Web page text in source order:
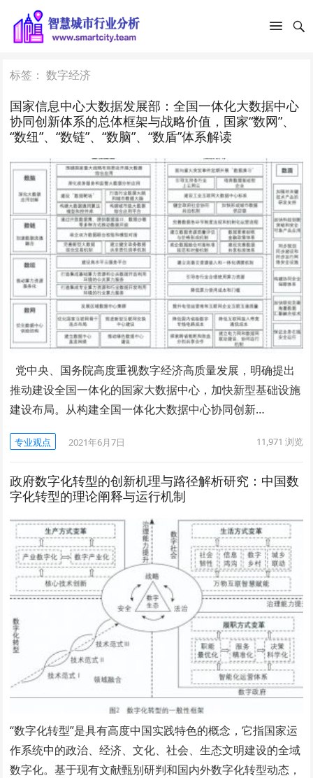
标签：数字经济
国家信息中心大数据发展部：全国一体化大数据中心
协同创新体系的总体框架与战略价值，国家“数网”、
“数纽”、“数链”、“数脑”、“数盾”体系解读
党中央、国务院高度重视数字经济高质量发展，明确提出
推动建设全国一体化的国家大数据中心，加快新型基础设施
建设布局。从构建全国一体化大数据中心协同创新…
专业观点 2021年6月7日 11,971 浏览
政府数字化转型的创新机理与路径解析研究：中国数
字化转型的理论阐释与运行机制
“数字化转型”是具有高度中国实践特色的概念，它指国家运
作系统中的政治、经济、文化、社会、生态文明建设的全域
数字化。基于现有文献甄别研判和国内外数字化转型动态，